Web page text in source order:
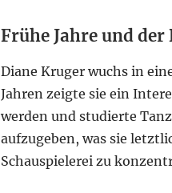
Frühe Jahre und
Diane Kruger wuchs in
Jahren zeigte sie ein
werden und studierte
aufzugeben, was sie
Schauspielerei zu